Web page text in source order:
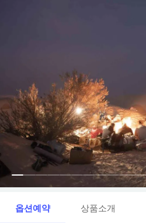
옵션예약 상품소개